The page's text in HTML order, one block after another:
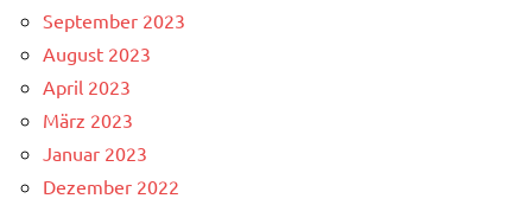
September 2023
August 2023
April 2023
März 2023
Januar 2023
Dezember 2022